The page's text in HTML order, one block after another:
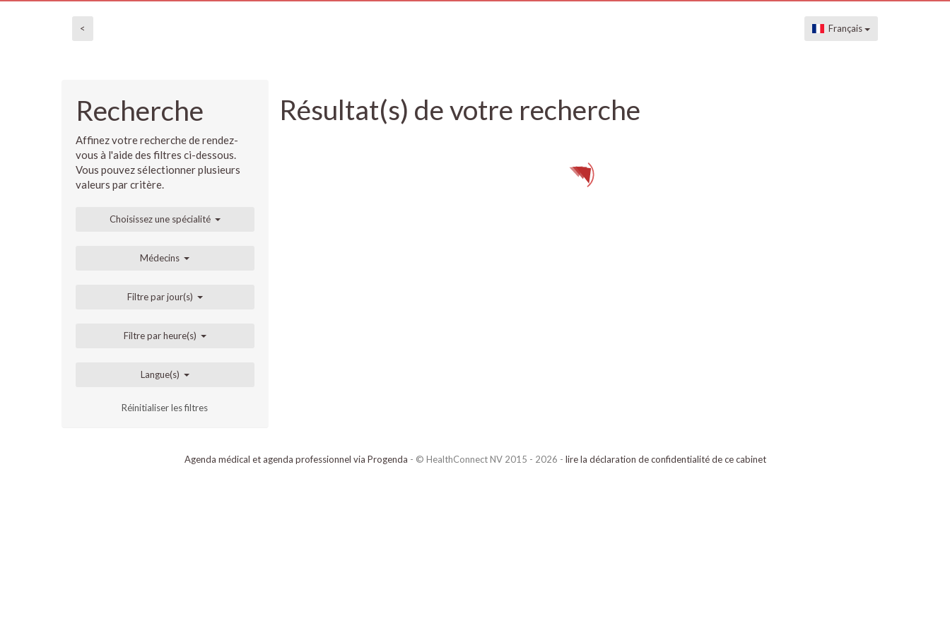
< Français
Recherche
Affinez votre recherche de rendez-
vous à l'aide des filtres ci-dessous.
Vous pouvez sélectionner plusieurs
valeurs par critère.
Choisissez une spécialité
Médecins
Filtre par jour(s)
Filtre par heure(s)
Langue(s)
Réinitialiser les filtres
Résultat(s) de votre recherche
Agenda médical et agenda professionnel via Progenda - © HealthConnect NV 2015 - 2026 - lire la déclaration de confidentialité de ce cabinet